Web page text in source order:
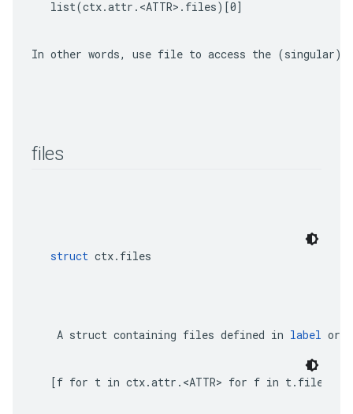
list(ctx.attr.<ATTR>.files)[0]
In other words, use file to access the (singular)
files
struct ctx.files
    A
struct containing files defined in label or
[f for t in ctx.attr.<ATTR> for f in t.files]